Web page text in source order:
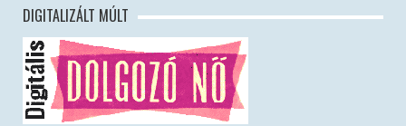
DIGITALIZÁLT MÚLT